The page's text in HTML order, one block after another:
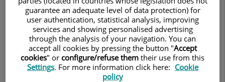
prevención de enfermedades
cardiovasculares en las mujeres junto
con el Instituto del Corazón
Quironsalud y la Caixa
guarantee an adequate level of data protection) for
user authentication, statistical analysis, improving
services and showing personalised advertising
through the analysis of your navigation. You can
accept all cookies by pressing the button "Accept
cookies" or configure/refuse them their use from this
Settings. For more information click here: Cookie
policy